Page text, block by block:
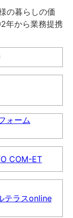
の暮らしの価
年から業務提携